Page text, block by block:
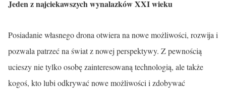
Jeden z najciekawszych wynalazków XXI wieku
Posiadanie własnego drona otwiera na nowe możliwości, rozwija i
pozwala patrzeć na świat z nowej perspektywy. Z pewnością
ucieszy nie tylko osobę zainteresowaną technologią, ale także
kogoś, kto lubi odkrywać nowe możliwości i zdobywać